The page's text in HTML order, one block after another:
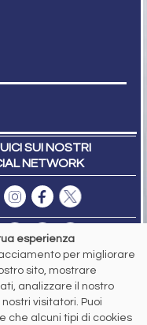
SUI NOSTRI
NETWORK
esperienza
per migliorare
sito, mostrare
analizzare il nostro
visitatori. Puoi
che alcuni tipi di cookies